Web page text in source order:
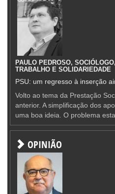
PAULO PEDROSO,
TRABALHO E SOLIDARIEDADE
PSU: um regresso à inserção
Volto ao tema da Prestação
anterior. A simplificação dos
uma boa ideia. O problema
OPINIÃO